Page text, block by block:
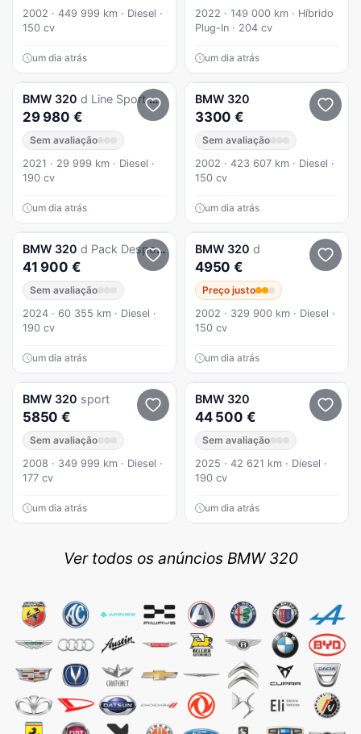
2002 · 449 999 km · Diesel ·
150 cv
um dia atrás
2022 · 149 000 km · Híbrido
Plug-In · 204 cv
um dia atrás
BMW 320 d Line Sport Auto
29 980 €
Sem avaliação
2021 · 29 999 km · Diesel ·
190 cv
um dia atrás
BMW 320
3300 €
Sem avaliação
2002 · 423 607 km · Diesel ·
150 cv
um dia atrás
BMW 320 d Pack Desportivo M Auto
41 900 €
Sem avaliação
2024 · 60 355 km · Diesel ·
190 cv
um dia atrás
BMW 320 d
4950 €
Preço justo
2002 · 329 900 km · Diesel ·
150 cv
um dia atrás
BMW 320 sport
5850 €
Sem avaliação
2008 · 349 999 km · Diesel ·
177 cv
um dia atrás
BMW 320
44 500 €
Sem avaliação
2025 · 42 621 km · Diesel ·
190 cv
um dia atrás
Ver todos os anúncios BMW 320